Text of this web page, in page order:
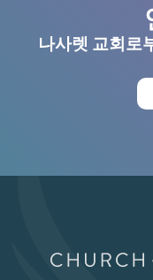
나사렛 교회로